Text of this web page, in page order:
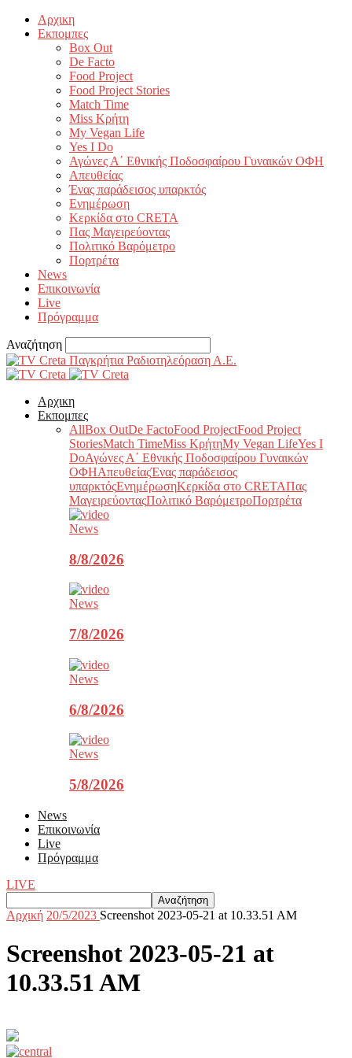
Αρχικη
Εκπομπες
Box Out
De Facto
Food Project
Food Project Stories
Match Time
Miss Κρήτη
My Vegan Life
Yes I Do
Αγώνες Α΄ Εθνικής Ποδοσφαίρου Γυναικών ΟΦΗ
Απευθείας
Ένας παράδεισος υπαρκτός
Ενημέρωση
Κερκίδα στο CRETA
Πας Μαγειρεύοντας
Πολιτικό Βαρόμετρο
Πορτρέτα
News
Επικοινωνία
Live
Πρόγραμμα
Αναζήτηση
Παγκρήτια Ραδιοτηλεόραση Α.Ε.
Αρχικη
Εκπομπες
AllBox OutDe FactoFood ProjectFood Project
StoriesMatch TimeMiss ΚρήτηMy Vegan LifeYes I
DoΑγώνες Α΄ Εθνικής Ποδοσφαίρου Γυναικών
ΟΦΗΑπευθείαςΈνας παράδεισος
υπαρκτόςΕνημέρωσηΚερκίδα στο CRETAΠας
ΜαγειρεύονταςΠολιτικό ΒαρόμετροΠορτρέτα
News
8/8/2026
News
7/8/2026
News
6/8/2026
News
5/8/2026
News
Επικοινωνία
Live
Πρόγραμμα
LIVE
Αρχική 20/5/2023 Screenshot 2023-05-21 at 10.33.51 AM
Screenshot 2023-05-21 at
10.33.51 AM